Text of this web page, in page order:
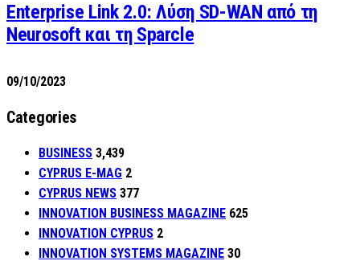
Enterprise Link 2.0: Λύση SD-WAN από τη
Neurosoft και τη Sparcle
09/10/2023
Categories
BUSINESS 3,439
CYPRUS E-MAG 2
CYPRUS NEWS 377
INNOVATION BUSINESS MAGAZINE 625
INNOVATION CYPRUS 2
INNOVATION SYSTEMS MAGAZINE 30